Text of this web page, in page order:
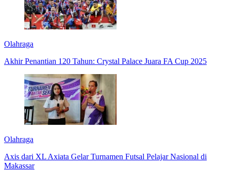
Olahraga
Akhir Penantian 120 Tahun: Crystal Palace Juara FA Cup 2025
Olahraga
Axis dari XL Axiata Gelar Turnamen Futsal Pelajar Nasional di
Makassar